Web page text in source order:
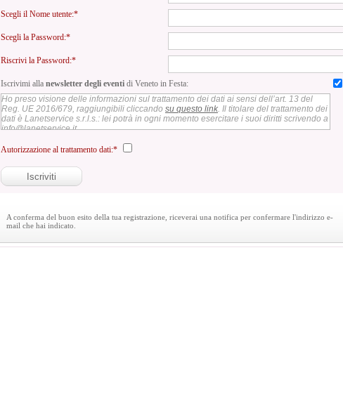
Scegli il Nome utente:*
Scegli la Password:*
Riscrivi la Password:*
Iscrivimi alla newsletter degli eventi di Veneto in Festa:
Ho preso visione delle informazioni sul trattamento dei dati ai sensi dell’art. 13 del
Reg. UE 2016/679, raggiungibili cliccando su questo link. Il titolare del trattamento dei
dati è Lanetservice s.r.l.s.: lei potrà in ogni momento esercitare i suoi diritti scrivendo a
info@lanetservice.it
Autorizzazione al trattamento dati:*
A conferma del buon esito della tua registrazione, riceverai una notifica per confermare l'indirizzo e-
mail che hai indicato.